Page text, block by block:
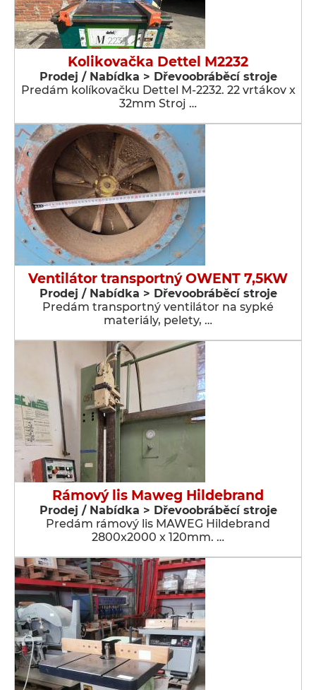
Kolikovačka Dettel M2232
Prodej / Nabídka > Dřevoobráběcí stroje
Predám kolíkovačku Dettel M-2232. 22 vrtákov x
32mm Stroj …
Ventilátor transportný OWENT 7,5KW
Prodej / Nabídka > Dřevoobráběcí stroje
Predám transportný ventilátor na sypké
materiály, pelety, …
Rámový lis Maweg Hildebrand
Prodej / Nabídka > Dřevoobráběcí stroje
Predám rámový lis MAWEG Hildebrand
2800x2000 x 120mm. …